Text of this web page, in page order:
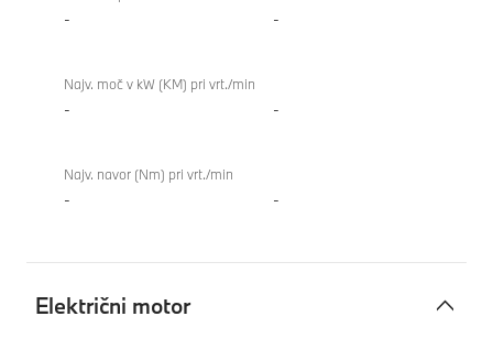
- -
Najv. moč v kW (KM) pri vrt./min
- -
Najv. navor (Nm) pri vrt./min
- -
Električni motor